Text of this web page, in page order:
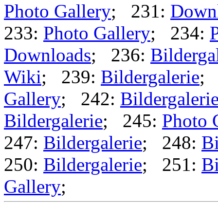
Photo Gallery; 231:
233: Photo Gallery; 234:
Downloads; 236:
Wiki; 239: Bildergalerie;
Gallery; 242:
Bildergalerie; 245: Photo
247: Bildergalerie; 248:
250: Bildergalerie; 251:
Gallery;